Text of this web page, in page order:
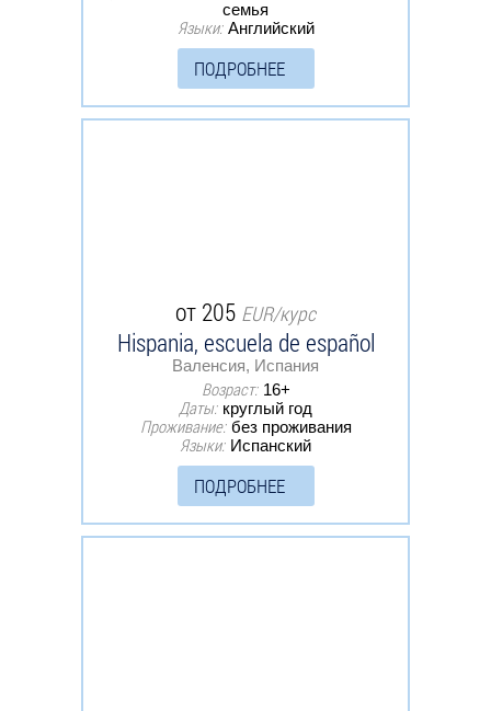
семья
Языки: Английский
ПОДРОБНЕЕ
от 205 EUR/курс
Hispania, escuela de español
Валенсия, Испания
Возраст: 16+
Даты: круглый год
Проживание: без проживания
Языки: Испанский
ПОДРОБНЕЕ